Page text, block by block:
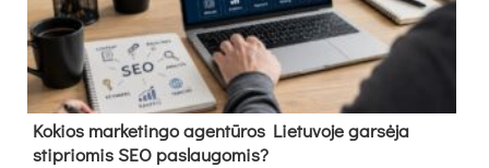
Kokios marketingo agentūros Lietuvoje garsėja
stipriomis SEO paslaugomis?